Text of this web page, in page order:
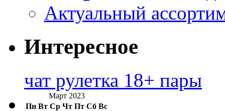
Актуальный
Интересное
чат рулетка 18+ пары
Март 2023
Пн Вт Ср Чт Пт Сб Вс